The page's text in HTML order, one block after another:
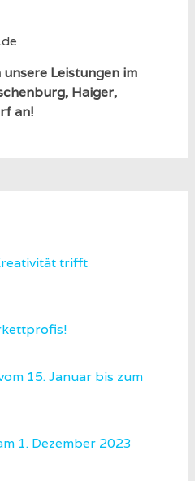
Leistungen im
Haiger,
an!
trifft
15. Januar bis zum
1. Dezember 2023